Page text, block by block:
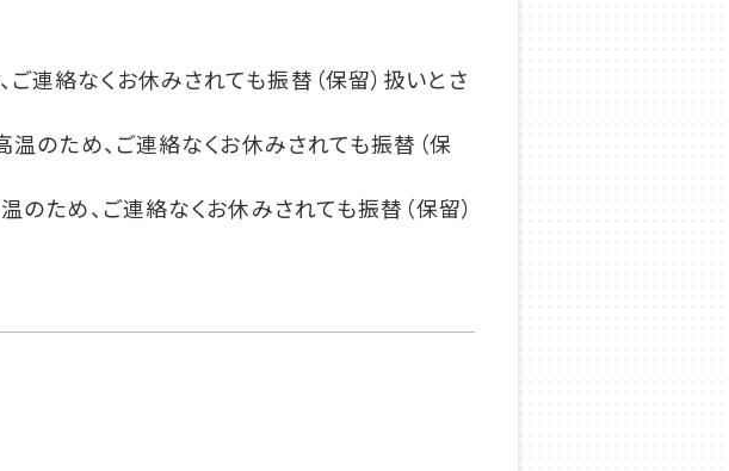
ご連絡なくお休みされても振替（保留）扱いとさ
のため、ご連絡なくお休みされても振替（保
のため、ご連絡なくお休みされても振替（保留）